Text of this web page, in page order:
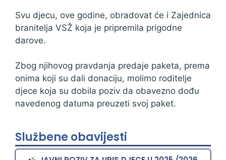
Svu djecu, ove godine, obradovat će i Zajednica
branitelja VSŽ koja je pripremila prigodne
darove.
Zbog njihovog pravdanja predaje paketa, prema
onima koji su dali donaciju, molimo roditelje
djece koja su dobila poziv da obavezno dođu
navedenog datuma preuzeti svoj paket.
Službene obavijesti